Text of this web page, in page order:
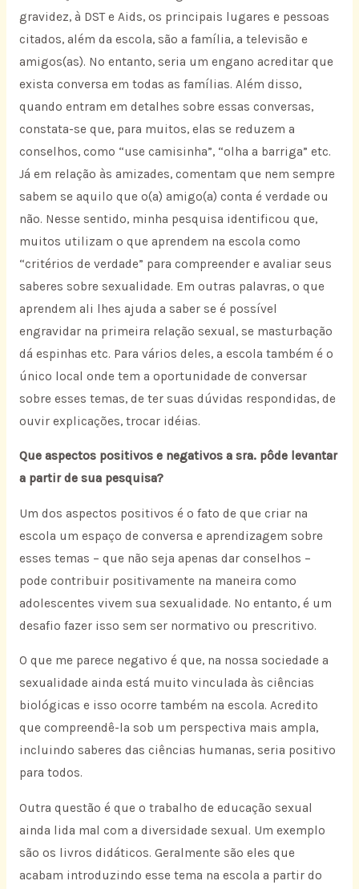
gravidez, à DST e Aids, os principais lugares e pessoas
citados, além da escola, são a família, a televisão e
amigos(as). No entanto, seria um engano acreditar que
exista conversa em todas as famílias. Além disso,
quando entram em detalhes sobre essas conversas,
constata-se que, para muitos, elas se reduzem a
conselhos, como “use camisinha”, “olha a barriga” etc.
Já em relação às amizades, comentam que nem sempre
sabem se aquilo que o(a) amigo(a) conta é verdade ou
não. Nesse sentido, minha pesquisa identificou que,
muitos utilizam o que aprendem na escola como
“critérios de verdade” para compreender e avaliar seus
saberes sobre sexualidade. Em outras palavras, o que
aprendem ali lhes ajuda a saber se é possível
engravidar na primeira relação sexual, se masturbação
dá espinhas etc. Para vários deles, a escola também é o
único local onde tem a oportunidade de conversar
sobre esses temas, de ter suas dúvidas respondidas, de
ouvir explicações, trocar idéias.
Que aspectos positivos e negativos a sra. pôde levantar
a partir de sua pesquisa?
Um dos aspectos positivos é o fato de que criar na
escola um espaço de conversa e aprendizagem sobre
esses temas – que não seja apenas dar conselhos –
pode contribuir positivamente na maneira como
adolescentes vivem sua sexualidade. No entanto, é um
desafio fazer isso sem ser normativo ou prescritivo.
O que me parece negativo é que, na nossa sociedade a
sexualidade ainda está muito vinculada às ciências
biológicas e isso ocorre também na escola. Acredito
que compreendê-la sob um perspectiva mais ampla,
incluindo saberes das ciências humanas, seria positivo
para todos.
Outra questão é que o trabalho de educação sexual
ainda lida mal com a diversidade sexual. Um exemplo
são os livros didáticos. Geralmente são eles que
acabam introduzindo esse tema na escola a partir do